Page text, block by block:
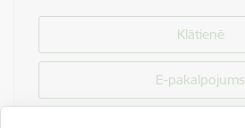
Klātienē
E-pakalpojums